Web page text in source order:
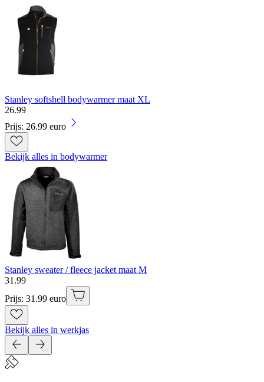
Stanley softshell bodywarmer maat XL
26.99
Prijs: 26.99 euro
Bekijk alles in bodywarmer
Stanley sweater / fleece jacket maat M
31 .99
Prijs: 31.99 euro
Bekijk alles in werkjas